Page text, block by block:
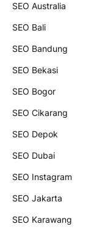
SEO Australia
SEO Bali
SEO Bandung
SEO Bekasi
SEO Bogor
SEO Cikarang
SEO Depok
SEO Dubai
SEO Instagram
SEO Jakarta
SEO Karawang